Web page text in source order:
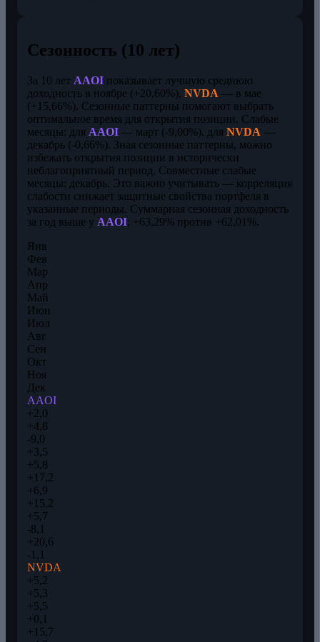
Сезонность (10 лет)
За 10 лет AAOI показывает лучшую среднюю
доходность в ноябре (+20,60%), NVDA — в мае
(+15,66%). Сезонные паттерны помогают выбрать
оптимальное время для открытия позиции. Слабые
месяцы: для AAOI — март (-9,00%), для NVDA —
декабрь (-0,66%). Зная сезонные паттерны, можно
избежать открытия позиции в исторически
неблагоприятный период. Совместные слабые
месяцы: декабрь. Это важно учитывать — корреляция
слабости снижает защитные свойства портфеля в
указанные периоды. Суммарная сезонная доходность
за год выше у AAOI: +63,29% против +62,01%.
Янв
Фев
Мар
Апр
Май
Июн
Июл
Авг
Сен
Окт
Ноя
Дек
AAOI
+2,0
+4,8
-9,0
+3,5
+5,8
+17,2
+6,9
+15,2
+5,7
-8,1
+20,6
-1,1
NVDA
+5,2
+5,3
+5,5
+0,1
+15,7